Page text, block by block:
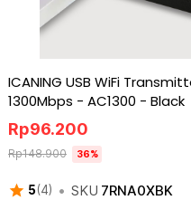
ICANING USB WiFi
1300Mbps - AC1300 - Black
5(4) • SKU 7RNA0XBK
Rp96.200
Rp148.900 36%